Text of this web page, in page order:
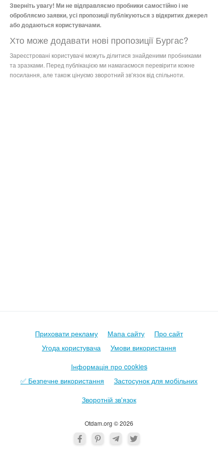
Зверніть увагу! Ми не відправляємо пробники самостійно і не
обробляємо заявки, усі пропозиції публікуються з відкритих джерел
або додаються користувачами.
Хто може додавати нові пропозиції Бургас?
Зареєстровані користувачі можуть ділитися знайденими пробниками
та зразками. Перед публікацією ми намагаємося перевірити кожне
посилання, але також цінуємо зворотний зв’язок від спільноти.
Otdam.org © 2026
Приховати рекламу Мапа сайту
Про сайт
Угода користувача
Умови використання
Інформація про cookies
✅ Безпечне використання
Застосунок для мобільних
Зворотній зв'язок